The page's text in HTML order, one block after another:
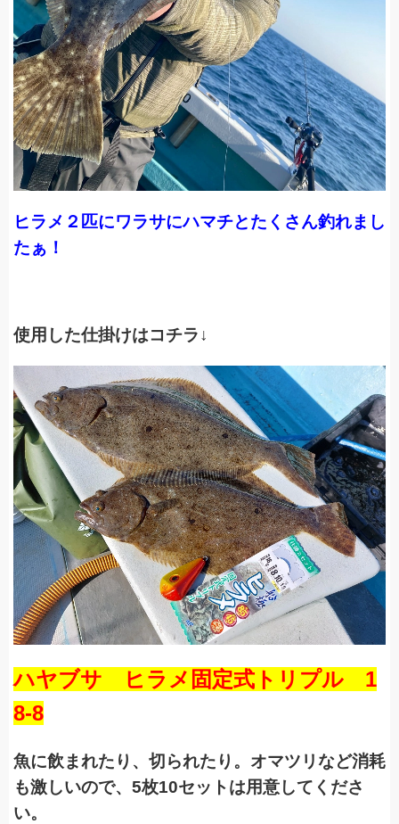
ヒラメ２匹にワラサにハマチとたくさん釣れまし
たぁ！
使用した仕掛けはコチラ↓
ハヤブサ ヒラメ固定式トリプル 1
8-8
魚に飲まれたり、切られたり。オマツリなど消耗
も激しいので、5枚10セットは用意してくださ
い。